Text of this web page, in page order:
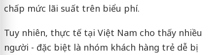
chấp mức lãi suất trên biểu phí.
Tuy nhiên, thực tế tại Việt Nam cho thấy nhiều
người - đặc biệt là nhóm khách hàng trẻ dễ bị